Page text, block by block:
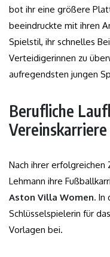
bot ihr eine größere
beeindruckte mit ihren
Spielstil, ihr schnelles
Verteidigerinnen zu
aufregendsten jungen
Berufliche
Vereinskarriere
Nach ihrer
Lehmann ihre
Aston Villa Women. In
Schlüsselspielerin für
Vorlagen bei.